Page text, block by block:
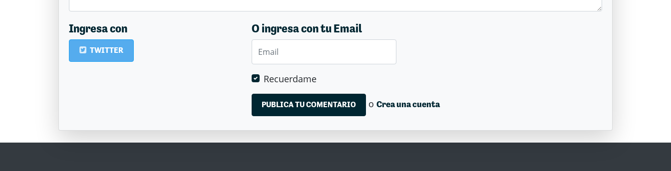
Ingresa con
TWITTER
O ingresa con tu Email
Recuerdame
oCrea una cuenta